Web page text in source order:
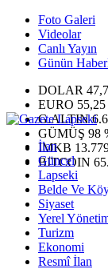
Foto Galeri
Videolar
Canlı Yayın
Günün
DOLAR
EURO 55,25
G.ALTIN
GÜMÜŞ 98
IMKB
BITCOIN
İlan
Güncel
Lapseki
Belde Ve
Siyaset
Yerel
Turizm
Ekonomi
Resmî İlan